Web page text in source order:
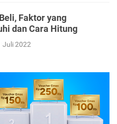
Faktor yang
dan Cara Hitung
Juli 2022